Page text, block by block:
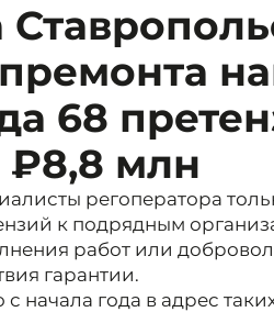
68
₽8,8 млн
регоператора
к подрядным
работ или
гарантии.
с начала года в адрес